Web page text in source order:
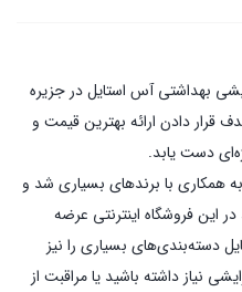
آرایشی بهداشتی آس استایل در جزیره
قرار دادن ارائه بهترین قیمت و
دست یابد.
همکاری با برندهای بسیاری شد و
محصولات بیش از 500 برند در این فروشگاه اینترنتی عرضه
دسته‌بندی‌های بسیاری را نیز
نیاز داشته باشید یا مراقبت از